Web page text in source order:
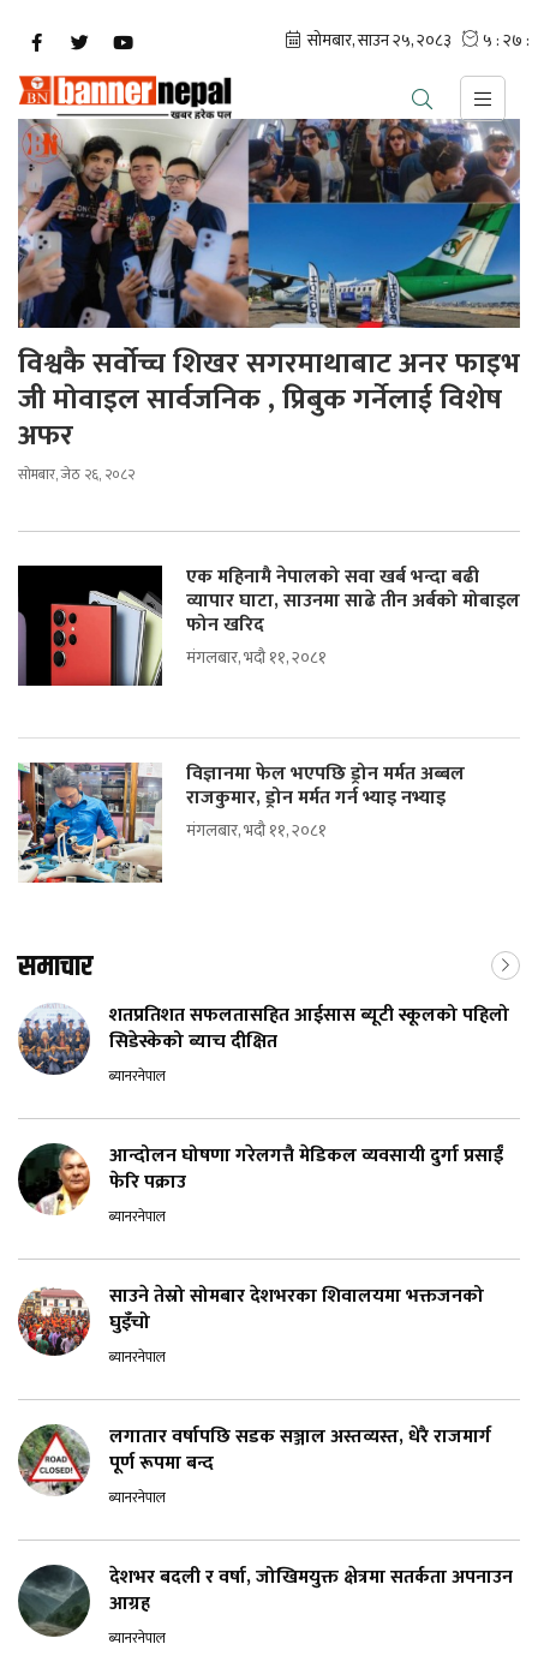
विश्वकै सर्वोच्च शिखर सगरमाथाबाट अनर फाइभ
जी माेवाइल सार्वजनिक , प्रिबुक गर्नेलाई विशेष
अफर
सोमबार, जेठ २६, २०८२
एक महिनामै नेपालको सवा खर्ब भन्दा बढी
व्यापार घाटा, साउनमा साढे तीन अर्बको मोबाइल
फोन खरिद
मंगलबार, भदौ ११, २०८१
विज्ञानमा फेल भएपछि ड्रोन मर्मत अब्बल
राजकुमार, ड्रोन मर्मत गर्न भ्याइ नभ्याइ
मंगलबार, भदौ ११, २०८१
समाचार
शतप्रतिशत सफलतासहित आईसास ब्यूटी स्कूलको पहिलो
सिडेस्केको ब्याच दीक्षित
ब्यानरनेपाल
आन्दोलन घोषणा गरेलगत्तै मेडिकल व्यवसायी दुर्गा प्रसाईं
फेरि पक्राउ
ब्यानरनेपाल
साउने तेस्रो सोमबार देशभरका शिवालयमा भक्तजनको
घुइँचो
ब्यानरनेपाल
लगातार वर्षापछि सडक सञ्जाल अस्तव्यस्त, धेरै राजमार्ग
पूर्ण रूपमा बन्द
ब्यानरनेपाल
देशभर बदली र वर्षा, जोखिमयुक्त क्षेत्रमा सतर्कता अपनाउन
आग्रह
ब्यानरनेपाल